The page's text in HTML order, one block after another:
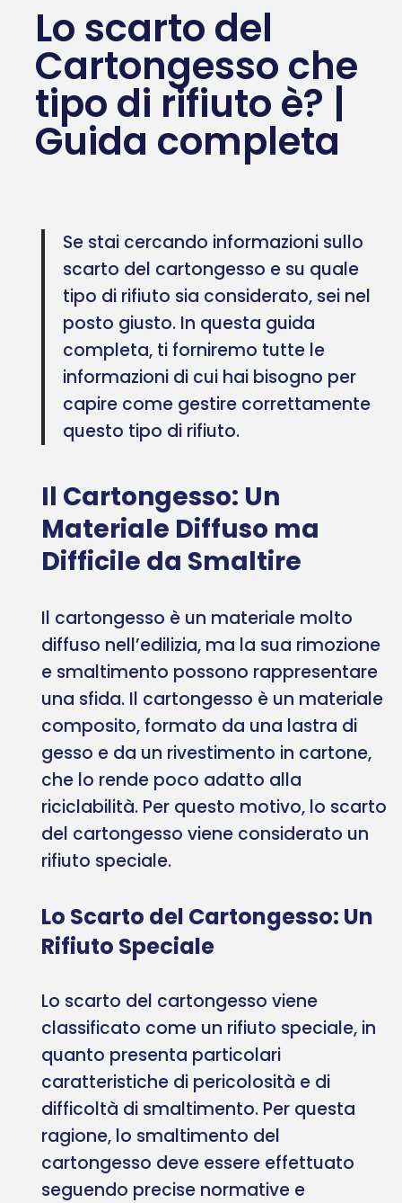
Lo scarto del
Cartongesso che
tipo di rifiuto è? |
Guida completa
Se stai cercando informazioni sullo
scarto del cartongesso e su quale
tipo di rifiuto sia considerato, sei nel
posto giusto. In questa guida
completa, ti forniremo tutte le
informazioni di cui hai bisogno per
capire come gestire correttamente
questo tipo di rifiuto.
Il Cartongesso: Un
Materiale Diffuso ma
Difficile da Smaltire
Il cartongesso è un materiale molto
diffuso nell’edilizia, ma la sua rimozione
e smaltimento possono rappresentare
una sfida. Il cartongesso è un materiale
composito, formato da una lastra di
gesso e da un rivestimento in cartone,
che lo rende poco adatto alla
riciclabilità. Per questo motivo, lo scarto
del cartongesso viene considerato un
rifiuto speciale.
Lo Scarto del Cartongesso: Un
Rifiuto Speciale
Lo scarto del cartongesso viene
classificato come un rifiuto speciale, in
quanto presenta particolari
caratteristiche di pericolosità e di
difficoltà di smaltimento. Per questa
ragione, lo smaltimento del
cartongesso deve essere effettuato
seguendo precise normative e